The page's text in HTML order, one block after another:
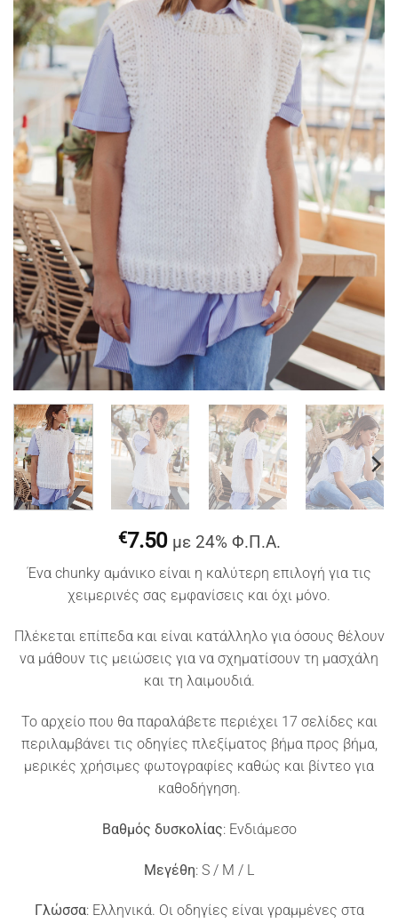
€7.50 με 24% Φ.Π.Α.
Ένα chunky αμάνικο είναι η καλύτερη επιλογή για τις
χειμερινές σας εμφανίσεις και όχι μόνο.
Πλέκεται επίπεδα και είναι κατάλληλο για όσους θέλουν
να μάθουν τις μειώσεις για να σχηματίσουν τη μασχάλη
και τη λαιμουδιά.
Το αρχείο που θα παραλάβετε περιέχει 17 σελίδες και
περιλαμβάνει τις οδηγίες πλεξίματος βήμα προς βήμα,
μερικές χρήσιμες φωτογραφίες καθώς και βίντεο για
καθοδήγηση.
Βαθμός δυσκολίας: Ενδιάμεσο
Μεγέθη: S / M / L
Γλώσσα: Ελληνικά. Οι οδηγίες είναι γραμμένες στα